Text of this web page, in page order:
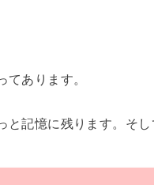
あります。
記憶に残ります。そし